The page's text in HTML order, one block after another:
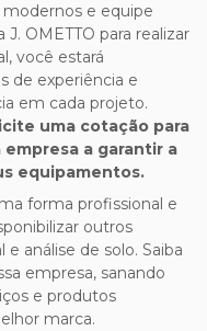
e equipe
OMETTO para realizar
você estará
de experiência e
em cada projeto.
uma cotação para
a garantir a
equipamentos.
forma profissional e
outros
análise de solo. Saiba
empresa, sanando
e produtos
marca.